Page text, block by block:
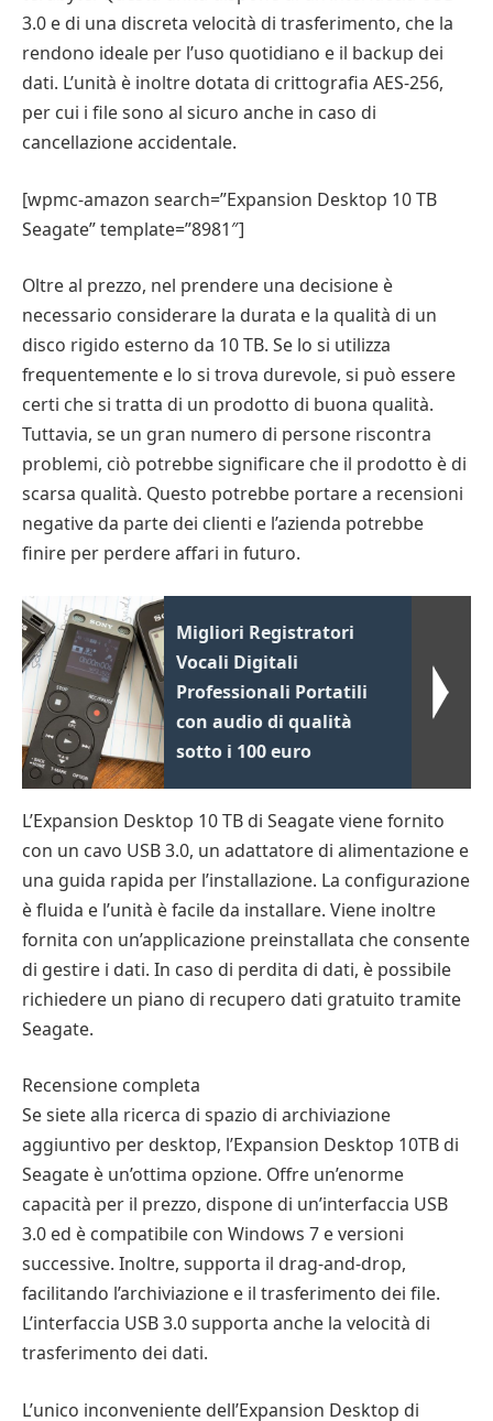
3.0 e di una discreta velocità di trasferimento, che la
rendono ideale per l’uso quotidiano e il backup dei
dati. L’unità è inoltre dotata di crittografia AES-256,
per cui i file sono al sicuro anche in caso di
cancellazione accidentale.
[wpmc-amazon search=”Expansion Desktop 10 TB
Seagate” template=”8981″]
Oltre al prezzo, nel prendere una decisione è
necessario considerare la durata e la qualità di un
disco rigido esterno da 10 TB. Se lo si utilizza
frequentemente e lo si trova durevole, si può essere
certi che si tratta di un prodotto di buona qualità.
Tuttavia, se un gran numero di persone riscontra
problemi, ciò potrebbe significare che il prodotto è di
scarsa qualità. Questo potrebbe portare a recensioni
negative da parte dei clienti e l’azienda potrebbe
finire per perdere affari in futuro.
Migliori Registratori
Vocali Digitali
Professionali Portatili
con audio di qualità
sotto i 100 euro
L’Expansion Desktop 10 TB di Seagate viene fornito
con un cavo USB 3.0, un adattatore di alimentazione e
una guida rapida per l’installazione. La configurazione
è fluida e l’unità è facile da installare. Viene inoltre
fornita con un’applicazione preinstallata che consente
di gestire i dati. In caso di perdita di dati, è possibile
richiedere un piano di recupero dati gratuito tramite
Seagate.
Recensione completa
Se siete alla ricerca di spazio di archiviazione
aggiuntivo per desktop, l’Expansion Desktop 10TB di
Seagate è un’ottima opzione. Offre un’enorme
capacità per il prezzo, dispone di un’interfaccia USB
3.0 ed è compatibile con Windows 7 e versioni
successive. Inoltre, supporta il drag-and-drop,
facilitando l’archiviazione e il trasferimento dei file.
L’interfaccia USB 3.0 supporta anche la velocità di
trasferimento dei dati.
L’unico inconveniente dell’Expansion Desktop di